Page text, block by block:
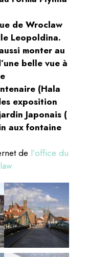
de Wroclaw
Leopoldina.
monter au
belle vue à
(Hala
exposition
Japonais (
aux fontaine
de l’office du